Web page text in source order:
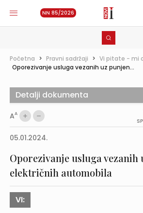
NN 85/2026
Početna > Pravni sadržaji > Vi pitate - mi
Oporezivanje usluga vezanih uz punjen...
AA
05.01.2024.
Oporezivanje usluga vezanih
električnih automobila
VI:
Detalji dokumenta